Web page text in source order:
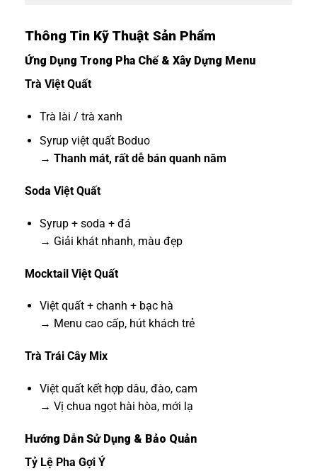
Thông Tin Kỹ Thuật Sản Phẩm
Ứng Dụng Trong Pha Chế & Xây Dựng Menu
Trà Việt Quất
Trà lài / trà xanh
Syrup việt quất Boduo
→ Thanh mát, rất dễ bán quanh năm
Soda Việt Quất
Syrup + soda + đá
→ Giải khát nhanh, màu đẹp
Mocktail Việt Quất
Việt quất + chanh + bạc hà
→ Menu cao cấp, hút khách trẻ
Trà Trái Cây Mix
Việt quất kết hợp dâu, đào, cam
→ Vị chua ngọt hài hòa, mới lạ
Hướng Dẫn Sử Dụng & Bảo Quản
Tỷ Lệ Pha Gợi Ý